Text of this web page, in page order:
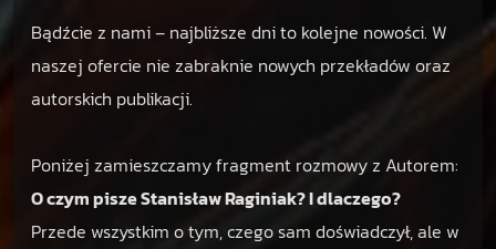
Bądźcie z nami – najbliższe dni to kolejne nowości. W
naszej ofercie nie zabraknie nowych przekładów oraz
autorskich publikacji.
Poniżej zamieszczamy fragment rozmowy z Autorem:
O czym pisze Stanisław Raginiak? I dlaczego?
Przede wszystkim o tym, czego sam doświadczył, ale w